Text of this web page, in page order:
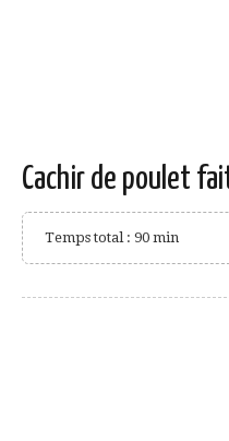
Cachir de poulet
Temps total : 90 min